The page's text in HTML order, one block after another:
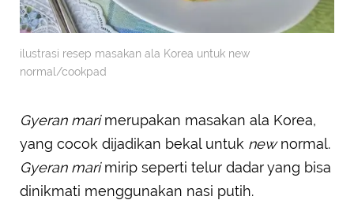
ilustrasi resep masakan ala Korea untuk new
normal/cookpad
Gyeran marimerupakan masakan ala Korea,
yang cocok dijadikan bekal untuk newnormal.
Gyeran marimirip seperti telur dadar yang bisa
dinikmati menggunakan nasi putih.